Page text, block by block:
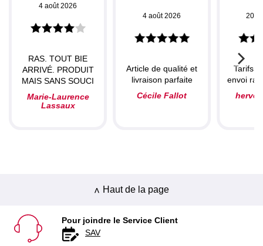
4 août 2026
RAS. TOUT BIE
ARRIVÉ. PRODUIT
MAIS SANS SOUCI
Marie-Laurence
Lassaux
4 août 2026
Article de qualité et
livraison parfaite
Cécile Fallot
20
Tarifs
envoi
herve
Haut de la page
Pour joindre le Service Client
SAV